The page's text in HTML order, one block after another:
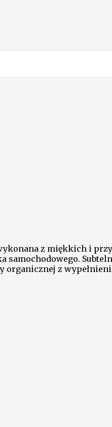
z miękkich i
samochodowego.
organicznej z